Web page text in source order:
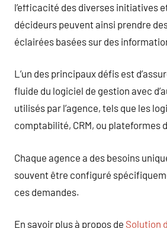
l’efficacité des diverses initiatives
décideurs peuvent ainsi prendre
éclairées basées sur des
L’un des principaux défis est
fluide du logiciel de gestion avec
utilisés par l’agence, tels que les
comptabilité, CRM, ou plateformes
Chaque agence a des besoins
souvent être configuré
ces demandes.
En savoir plus à propos de Solution